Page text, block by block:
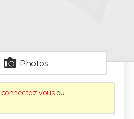
Photos
connectez-vousou